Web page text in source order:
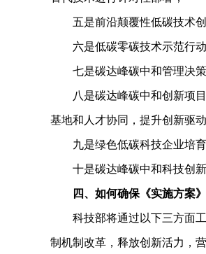
五是前沿颠覆性低碳技术创
六是低碳零碳技术示范行动
七是碳达峰碳中和管理决策
八是碳达峰碳中和创新项目
基地和人才协同，提升创新驱
九是绿色低碳科技企业培育
十是碳达峰碳中和科技创新
四、如何确保《实施方案
科技部将通过以下三方面工
制机制改革，释放创新活力，